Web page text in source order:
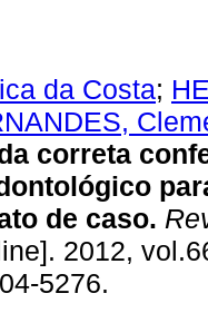
da Costa;
correta
de caso.
2012,
5276.